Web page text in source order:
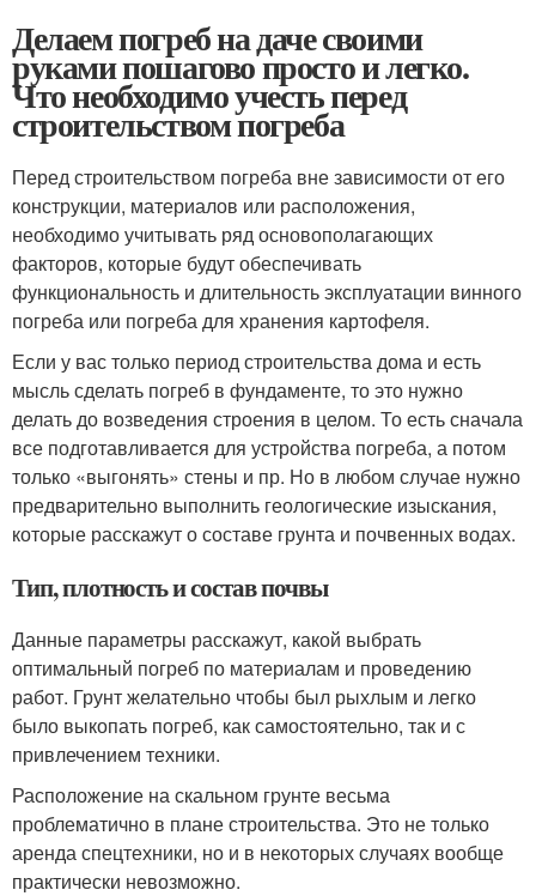
Делаем погреб на даче своими
руками пошагово просто и легко.
Что необходимо учесть перед
строительством погреба
Перед строительством погреба вне зависимости от его
конструкции, материалов или расположения,
необходимо учитывать ряд основополагающих
факторов, которые будут обеспечивать
функциональность и длительность эксплуатации винного
погреба или погреба для хранения картофеля.
Если у вас только период строительства дома и есть
мысль сделать погреб в фундаменте, то это нужно
делать до возведения строения в целом. То есть сначала
все подготавливается для устройства погреба, а потом
только «выгонять» стены и пр. Но в любом случае нужно
предварительно выполнить геологические изыскания,
которые расскажут о составе грунта и почвенных водах.
Тип, плотность и состав почвы
Данные параметры расскажут, какой выбрать
оптимальный погреб по материалам и проведению
работ. Грунт желательно чтобы был рыхлым и легко
было выкопать погреб, как самостоятельно, так и с
привлечением техники.
Расположение на скальном грунте весьма
проблематично в плане строительства. Это не только
аренда спецтехники, но и в некоторых случаях вообще
практически невозможно.